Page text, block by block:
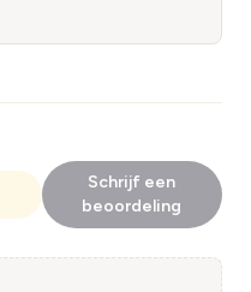
Schrijf een
beoordeling